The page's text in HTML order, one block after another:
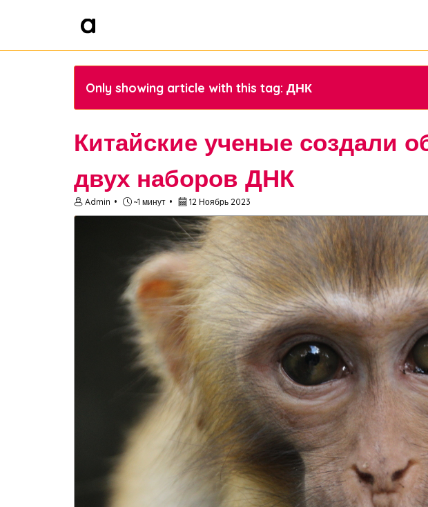
Only showing article with this tag: ДНК
Китайские ученые создали
двух наборов ДНК
Admin ~1 минут 12 Ноябрь 2023